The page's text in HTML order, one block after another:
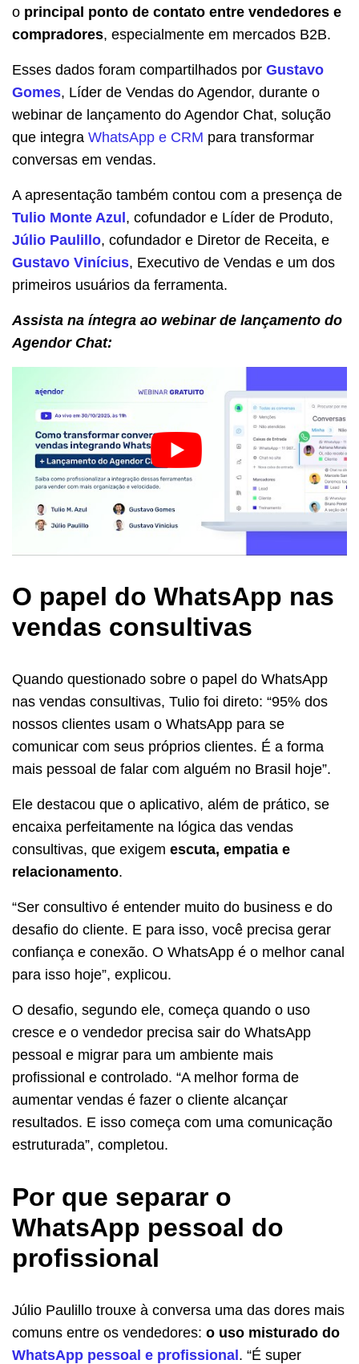
o principal ponto de contato entre vendedores e
compradores, especialmente em mercados B2B.
Esses dados foram compartilhados por Gustavo
Gomes, Líder de Vendas do Agendor, durante o
webinar de lançamento do Agendor Chat, solução
que integra WhatsApp e CRM para transformar
conversas em vendas.
A apresentação também contou com a presença de
Tulio Monte Azul, cofundador e Líder de Produto,
Júlio Paulillo, cofundador e Diretor de Receita, e
Gustavo Vinícius, Executivo de Vendas e um dos
primeiros usuários da ferramenta.
Assista na íntegra ao webinar de lançamento do
Agendor Chat:
O papel do WhatsApp nas
vendas consultivas
Quando questionado sobre o papel do WhatsApp
nas vendas consultivas, Tulio foi direto: “95% dos
nossos clientes usam o WhatsApp para se
comunicar com seus próprios clientes. É a forma
mais pessoal de falar com alguém no Brasil hoje”.
Ele destacou que o aplicativo, além de prático, se
encaixa perfeitamente na lógica das vendas
consultivas, que exigem escuta, empatia e
relacionamento.
“Ser consultivo é entender muito do business e do
desafio do cliente. E para isso, você precisa gerar
confiança e conexão. O WhatsApp é o melhor canal
para isso hoje”, explicou.
O desafio, segundo ele, começa quando o uso
cresce e o vendedor precisa sair do WhatsApp
pessoal e migrar para um ambiente mais
profissional e controlado. “A melhor forma de
aumentar vendas é fazer o cliente alcançar
resultados. E isso começa com uma comunicação
estruturada”, completou.
Por que separar o
WhatsApp pessoal do
profissional
Júlio Paulillo trouxe à conversa uma das dores mais
comuns entre os vendedores: o uso misturado do
WhatsApp pessoal e profissional. “É super